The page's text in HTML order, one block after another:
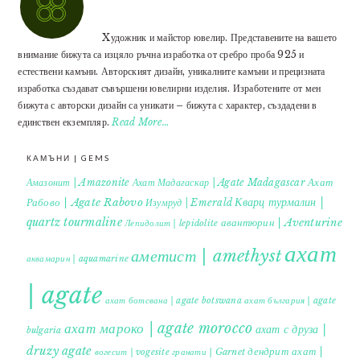
Xудожник и майстор ювелир. Представените на вашето
внимание бижута са изцяло ръчна изработка от сребро проба 925 и
естествени камъни. Авторският дизайн, уникалните камъни и прецизната
изработка създават съвършени ювелирни изделия. Изработените от мен
бижута с авторски дизайн са уникати – бижута с характер, създадени в
единствен екземпляр. Read More…
КАМЪНИ | GEMS
Амазонит | Amazonite Ахат Мадагаскар | Agate Madagascar Ахат
Рабово | Agate Rabovo Изумруд | Emerald Кварц турмалин |
quartz tourmaline Лепидолит | lepidolite авантюрин | Aventurine
аквамарин | aquamarine аметист | amethystахат
| agate ахат ботсвана | agate botswana ахат българия | agate
bulgaria ахат мароко | agate morocco ахат с друза |
druzy agate вогесит | vogesite гранати | Garnet дендрит ахат |